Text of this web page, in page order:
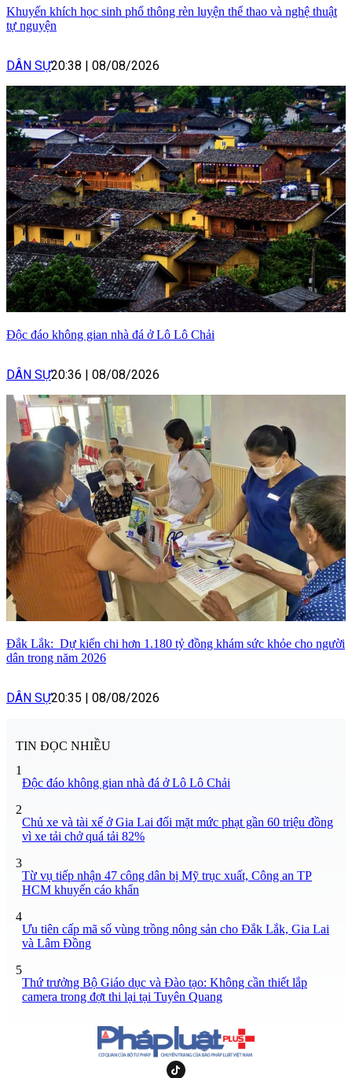
Khuyến khích học sinh phổ thông rèn luyện thể thao và nghệ thuật
tự nguyện
DÂN SỰ20:38 08/08/2026
Độc đáo không gian nhà đá ở Lô Lô Chải
DÂN SỰ20:36 08/08/2026
Đắk Lắk: Dự kiến chi hơn 1.180 tỷ đồng khám sức khỏe cho người
dân trong năm 2026
DÂN SỰ20:35 08/08/2026
TIN ĐỌC NHIỀU
1
Độc đáo không gian nhà đá ở Lô Lô Chải
2
Chủ xe và tài xế ở Gia Lai đối mặt mức phạt gần 60 triệu đồng
vì xe tải chở quá tải 82%
3
Từ vụ tiếp nhận 47 công dân bị Mỹ trục xuất, Công an TP
HCM khuyến cáo khẩn
4
Ưu tiên cấp mã số vùng trồng nông sản cho Đắk Lắk, Gia Lai
và Lâm Đồng
5
Thứ trưởng Bộ Giáo dục và Đào tạo: Không cần thiết lắp
camera trong đợt thi lại tại Tuyên Quang